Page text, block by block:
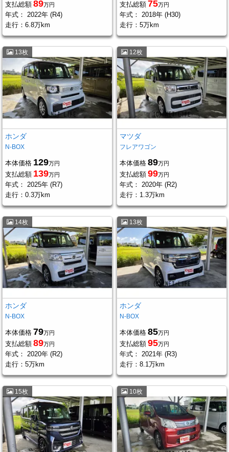
支払総額 89万円
年式：
2022年 (R4)
走行：6.8万km
支払総額 75万円
年式：
2018年 (H30)
走行：5万km
13枚
ホンダ
N-BOX
本体価格 129万円
支払総額 139万円
年式：
2025年 (R7)
走行：0.3万km
12枚
マツダ
フレアワゴン
本体価格 89万円
支払総額 99万円
年式：
2020年 (R2)
走行： 1.3万km
14枚
ホンダ
N-BOX
本体価格 79万円
支払総額 89万円
年式： 2020年 (R2)
走行：5万km
13枚
ホンダ
N-BOX
本体価格 85万円
支払総額 95万円
年式： 2021年 (R3)
走行：8.1万km
15枚 10枚